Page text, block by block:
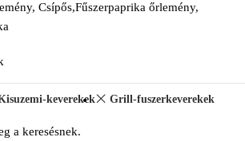
Csípős,Fűszerpaprika őrlemény,
keverekek Grill-fuszerkeverekek
a keresésnek.